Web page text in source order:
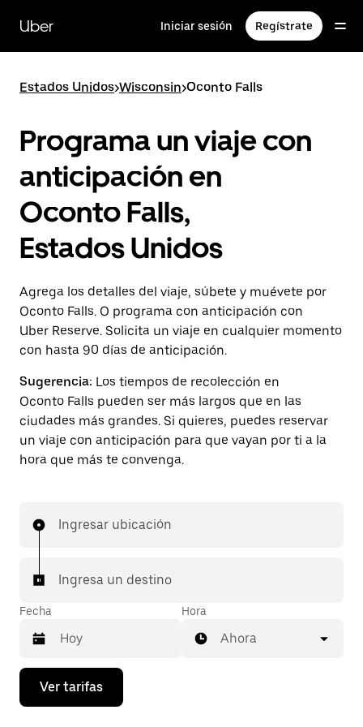
contenido
principal
Uber Iniciar sesión Regístrate
Estados Unidos>Wisconsin>Oconto Falls
Programa un viaje con
anticipación en
Oconto Falls,
Estados Unidos
Agrega los detalles del viaje, súbete y muévete por
Oconto Falls. O programa con anticipación con
Uber Reserve. Solicita un viaje en cualquier momento
con hasta 90 días de anticipación.
Sugerencia: Los tiempos de recolección en
Oconto Falls pueden ser más largos que en las
ciudades más grandes. Si quieres, puedes reservar
un viaje con anticipación para que vayan por ti a la
hora que más te convenga.
Ingresar ubicación
Ingresa un destino
Fecha
Presiona
flecha
Hora
Ahora
Ver tarifas